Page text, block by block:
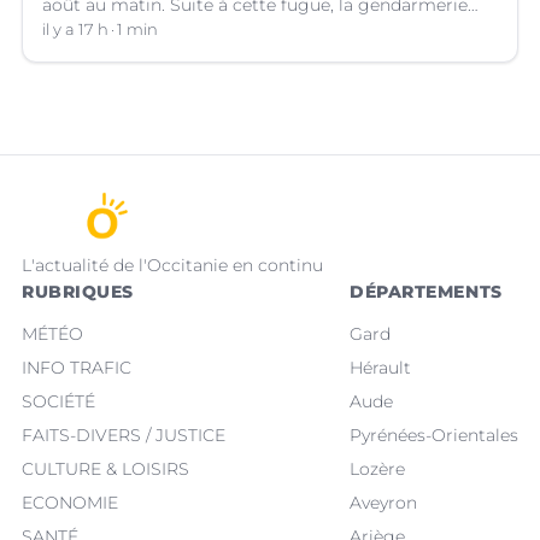
août au matin. Suite à cette fugue, la gendarmerie
des Pyrénées-Orientales lance un appel à témoins.
il y a 17 h 1 min
L'actualité de l'Occitanie en continu
RUBRIQUES
MÉTÉO
INFO TRAFIC
SOCIÉTÉ
FAITS-DIVERS / JUSTICE
CULTURE & LOISIRS
ECONOMIE
DÉPARTEMENTS
Gard
Hérault
Aude
Pyrénées-Orientales
Lozère
Aveyron